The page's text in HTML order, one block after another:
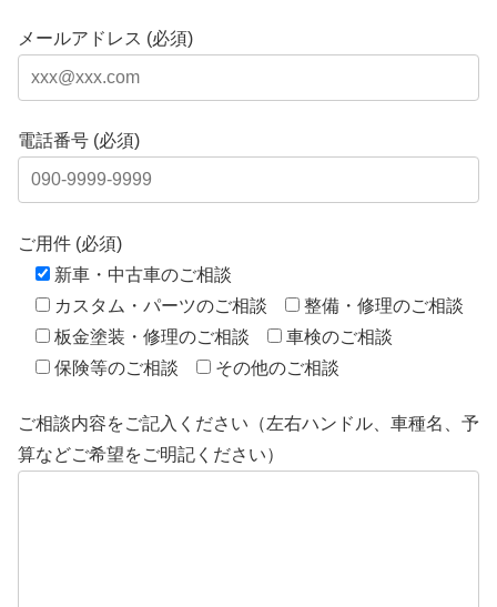
メールアドレス (必須)
電話番号 (必須)
ご用件 (必須)
新車・中古車のご相談
カスタム・パーツのご相談
整備・修理のご相談
板金塗装・修理のご相談
車検のご相談
保険等のご相談
その他のご相談
ご相談内容をご記入ください（左右ハンドル、車種名、予
算などご希望をご明記ください）